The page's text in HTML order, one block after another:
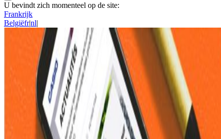
U bevindt zich momenteel op de site:
Frankrijk
Belgiëfr|nl|